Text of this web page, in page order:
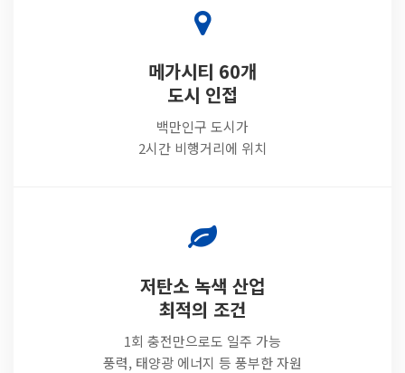
메가시티 60개
도시 인접
백만인구 도시가
2시간 비행거리에 위치
저탄소 녹색 산업
최적의 조건
1회 충전만으로도 일주 가능
풍력, 태양광 에너지 등 풍부한 자원